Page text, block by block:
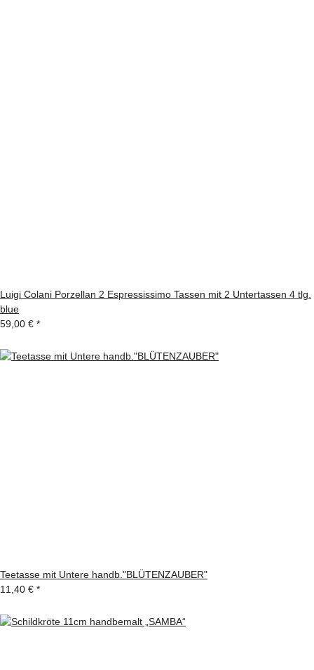
Luigi Colani Porzellan 2 Espressissimo Tassen mit 2 Untertassen 4 tlg.
blue
59,00 € *
Teetasse mit Untere handb."BLÜTENZAUBER"
11,40 € *